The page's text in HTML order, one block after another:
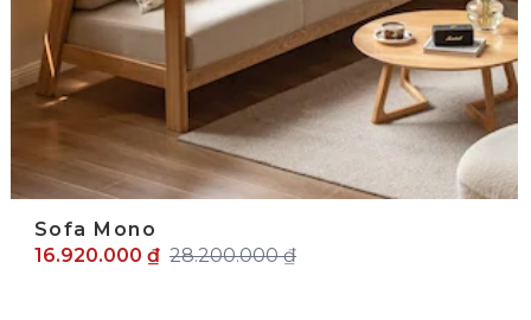
Sofa Mono
16.920.000 ₫ 28.200.000 ₫